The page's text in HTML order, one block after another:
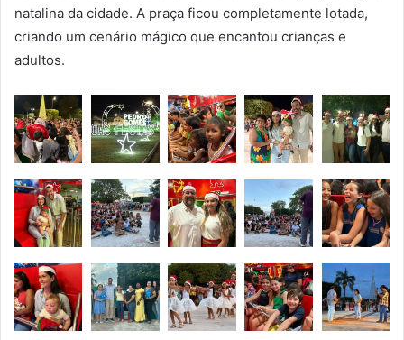
natalina da cidade. A praça ficou completamente lotada,
criando um cenário mágico que encantou crianças e
adultos.